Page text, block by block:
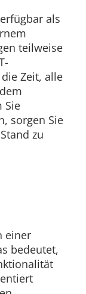
als
teilweise
Zeit, alle
Sie
sorgen Sie
zu
einer
bedeutet,